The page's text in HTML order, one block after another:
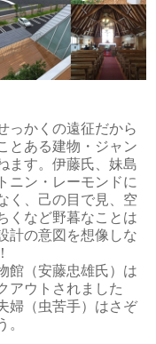
っかくの遠征だから
とある建物・ジャン
ます。伊藤氏、妹島
ニン・レーモンドに
く、己の目で見、空
くなど野暮なことは
計の意図を想像しな
館（安藤忠雄氏）は
アウトされました
婦（虫苦手）はさぞ
。